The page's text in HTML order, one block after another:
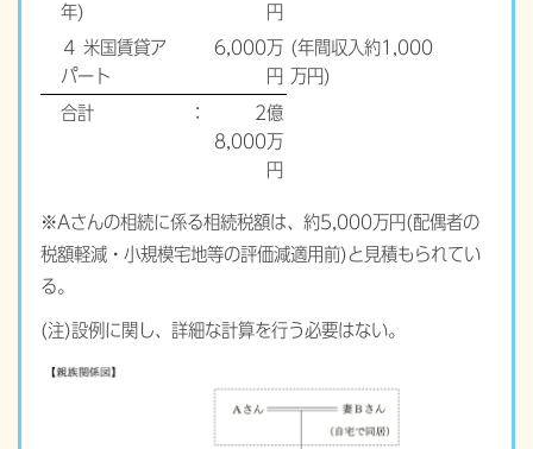
年)
円
４ 米国賃貸ア
パート
6,000万
円
(年間収入約1,000
万円)
合計
：
2億
8,000万
円
※Aさんの相続に係る相続税額は、約5,000万円(配偶者の
税額軽減・小規模宅地等の評価減適用前)と見積もられてい
る。
(注)設例に関し、詳細な計算を行う必要はない。